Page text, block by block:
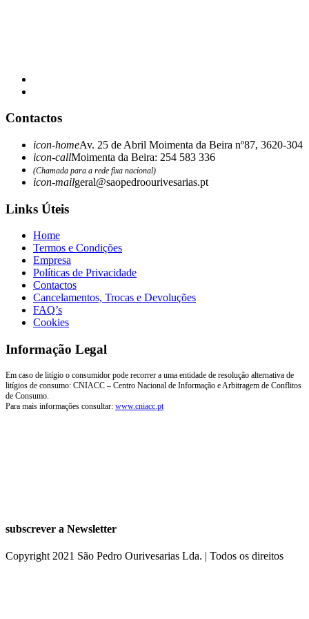
Contactos
icon-homeAv. 25 de Abril Moimenta da Beira nº87, 3620-304
icon-callMoimenta da Beira: 254 583 336
(Chamada para a rede fixa nacional)
icon-mailgeral@saopedroourivesarias.pt
Links Úteis
Home
Termos e Condições
Empresa
Políticas de Privacidade
Contactos
Cancelamentos, Trocas e Devoluções
FAQ’s
Cookies
Informação Legal
Em caso de litígio o consumidor pode recorrer a uma entidade de resolução alternativa de
litígios de consumo: CNIACC – Centro Nacional de Informação e Arbitragem de Conflitos
de Consumo.
Para mais informações consultar: www.cniacc.pt
subscrever a Newsletter
Copyright 2021 São Pedro Ourivesarias Lda. | Todos os direitos